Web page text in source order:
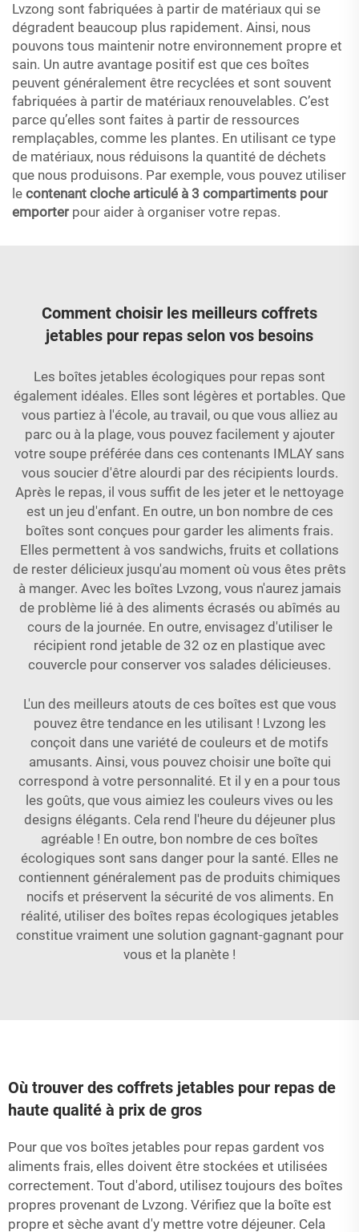
Lvzong sont fabriquées à partir de matériaux qui se
dégradent beaucoup plus rapidement. Ainsi, nous
pouvons tous maintenir notre environnement propre et
sain. Un autre avantage positif est que ces boîtes
peuvent généralement être recyclées et sont souvent
fabriquées à partir de matériaux renouvelables. C’est
parce qu’elles sont faites à partir de ressources
remplaçables, comme les plantes. En utilisant ce type
de matériaux, nous réduisons la quantité de déchets
que nous produisons. Par exemple, vous pouvez utiliser
le contenant cloche articulé à 3 compartiments pour
emporter pour aider à organiser votre repas.
Comment choisir les meilleurs coffrets
jetables pour repas selon vos besoins
Les boîtes jetables écologiques pour repas sont
également idéales. Elles sont légères et portables. Que
vous partiez à l'école, au travail, ou que vous alliez au
parc ou à la plage, vous pouvez facilement y ajouter
votre soupe préférée dans ces contenants IMLAY sans
vous soucier d'être alourdi par des récipients lourds.
Après le repas, il vous suffit de les jeter et le nettoyage
est un jeu d'enfant. En outre, un bon nombre de ces
boîtes sont conçues pour garder les aliments frais.
Elles permettent à vos sandwichs, fruits et collations
de rester délicieux jusqu'au moment où vous êtes prêts
à manger. Avec les boîtes Lvzong, vous n'aurez jamais
de problème lié à des aliments écrasés ou abîmés au
cours de la journée. En outre, envisagez d'utiliser le
récipient rond jetable de 32 oz en plastique avec
couvercle pour conserver vos salades délicieuses.
L'un des meilleurs atouts de ces boîtes est que vous
pouvez être tendance en les utilisant ! Lvzong les
conçoit dans une variété de couleurs et de motifs
amusants. Ainsi, vous pouvez choisir une boîte qui
correspond à votre personnalité. Et il y en a pour tous
les goûts, que vous aimiez les couleurs vives ou les
designs élégants. Cela rend l'heure du déjeuner plus
agréable ! En outre, bon nombre de ces boîtes
écologiques sont sans danger pour la santé. Elles ne
contiennent généralement pas de produits chimiques
nocifs et préservent la sécurité de vos aliments. En
réalité, utiliser des boîtes repas écologiques jetables
constitue vraiment une solution gagnant-gagnant pour
vous et la planète !
Où trouver des coffrets jetables pour repas de
haute qualité à prix de gros
Pour que vos boîtes jetables pour repas gardent vos
aliments frais, elles doivent être stockées et utilisées
correctement. Tout d'abord, utilisez toujours des boîtes
propres provenant de Lvzong. Vérifiez que la boîte est
propre et sèche avant d'y mettre votre déjeuner. Cela